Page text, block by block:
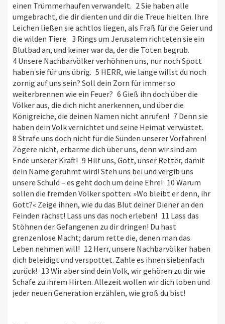
einen Trümmerhaufen verwandelt. 2 Sie haben alle
umgebracht, die dir dienten und dir die Treue hielten. Ihre
Leichen ließen sie achtlos liegen, als Fraß für die Geier und
die wilden Tiere. 3 Rings um Jerusalem richteten sie ein
Blutbad an, und keiner war da, der die Toten begrub.
4 Unsere Nachbarvölker verhöhnen uns, nur noch Spott
haben sie für uns übrig. 5 HERR, wie lange willst du noch
zornig auf uns sein? Soll dein Zorn für immer so
weiterbrennen wie ein Feuer? 6 Gieß ihn doch über die
Völker aus, die dich nicht anerkennen, und über die
Königreiche, die deinen Namen nicht anrufen! 7 Denn sie
haben dein Volk vernichtet und seine Heimat verwüstet.
8 Strafe uns doch nicht für die Sünden unserer Vorfahren!
Zögere nicht, erbarme dich über uns, denn wir sind am
Ende unserer Kraft! 9 Hilf uns, Gott, unser Retter, damit
dein Name gerühmt wird! Steh uns bei und vergib uns
unsere Schuld – es geht doch um deine Ehre! 10 Warum
sollen die fremden Völker spotten: »Wo bleibt er denn, ihr
Gott?« Zeige ihnen, wie du das Blut deiner Diener an den
Feinden rächst! Lass uns das noch erleben! 11 Lass das
Stöhnen der Gefangenen zu dir dringen! Du hast
grenzenlose Macht; darum rette die, denen man das
Leben nehmen will! 12 Herr, unsere Nachbarvölker haben
dich beleidigt und verspottet. Zahle es ihnen siebenfach
zurück! 13 Wir aber sind dein Volk, wir gehören zu dir wie
Schafe zu ihrem Hirten. Allezeit wollen wir dich loben und
jeder neuen Generation erzählen, wie groß du bist!